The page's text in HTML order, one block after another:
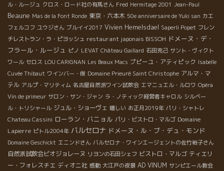
ル・ルージュ クロス・ロード社の有馬さん Fred Hermitage 2001 Jean-Paul
Beaune Mas de la Font Ronde 東京・六本木 50e anniversaire de Yuki san カエ
フェルコフ ユウジさん ブルイイ2017 Vivien Hemelsdael Saperli Popet フレン
チレストラン・ラ・ピヨッシュ restaurant japonais BISSOH ドメーヌ・デ・
フラール・ルージュ ピノ LEVAT Château Gaillard 石田克己 サント・ヴィクト
ワール セロス LOU CARIGNAN Les Beaux Macs プピーユ・アティピック Isabelle
Cuvée Thibaut ワインバー・俊 Domaine Prieuré Saint Christophe アルマ・マ
テル アルプ・マリティム 名古屋自然派ワイン試飲会 エマニュエル・ルロワ Opéra
Vin de primeur サロン・サン・ジャン ラ・ノティック経営者キャロル シルベー
ル・トリシャール ジュル・ショーヴェ 嬉しい お正月2019年 パリ・シャトレ
Chateau Cassini ローラン・バニョル パリ・ビストロ・マルゴ Domaine
Lapierre ピトル2004年 バルセロナ ドメーヌ・ル・ブ・デュ・モンド
Domaine Geschickt エニンドさん バルセロナ・ワインエージェントの佐竹裕子さん
自然派試飲会ビオジョレーヌ リヨンの石田シェフ ビストロ・マルゴ ティエリ
ー・フォレスチエ ディオニ社 感動 大江戸の夜景 AD VINUM サンピエール教会